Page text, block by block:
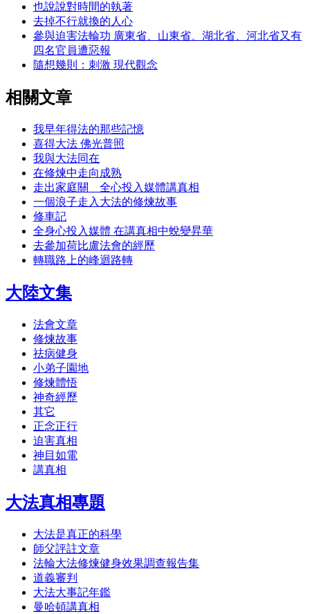
也說說對時間的執著
去掉不行就換的人心
參與迫害法輪功 廣東省、山東省、湖北省、河北省又有
四名官員遭惡報
隨想幾則：刺激 現代觀念
相關文章
我早年得法的那些記憶
喜得大法 佛光普照
我與大法同在
在修煉中走向成熟
走出家庭關 全心投入媒體講真相
一個浪子走入大法的修煉故事
修車記
全身心投入媒體 在講真相中蛻變昇華
去參加荷比盧法會的經歷
轉職路上的峰迴路轉
大陸文集
法會文章
修煉故事
祛病健身
小弟子園地
修煉體悟
神奇經歷
其它
正念正行
迫害真相
神目如電
講真相
大法真相專題
大法是真正的科學
師父評註文章
法輪大法修煉健身效果調查報告集
道義審判
大法大事記年鑑
曼哈頓講真相